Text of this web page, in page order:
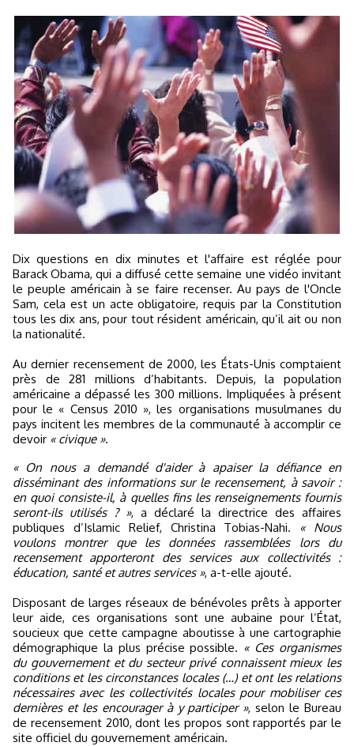
Dix questions en dix minutes et l'affaire est réglée pour
Barack Obama, qui a diffusé cette semaine une vidéo invitant
le peuple américain à se faire recenser. Au pays de l'Oncle
Sam, cela est un acte obligatoire, requis par la Constitution
tous les dix ans, pour tout résident américain, qu’il ait ou non
la nationalité.
Au dernier recensement de 2000, les États-Unis comptaient
près de 281 millions d’habitants. Depuis, la population
américaine a dépassé les 300 millions. Impliquées à présent
pour le « Census 2010 », les organisations musulmanes du
pays incitent les membres de la communauté à accomplir ce
devoir « civique ».
« On nous a demandé d'aider à apaiser la défiance en
disséminant des informations sur le recensement, à savoir :
en quoi consiste-il, à quelles fins les renseignements fournis
seront-ils utilisés ? », a déclaré la directrice des affaires
publiques d’Islamic Relief, Christina Tobias-Nahi. « Nous
voulons montrer que les données rassemblées lors du
recensement apporteront des services aux collectivités :
éducation, santé et autres services », a-t-elle ajouté.
Disposant de larges réseaux de bénévoles prêts à apporter
leur aide, ces organisations sont une aubaine pour l’État,
soucieux que cette campagne aboutisse à une cartographie
démographique la plus précise possible. « Ces organismes
du gouvernement et du secteur privé connaissent mieux les
conditions et les circonstances locales (…) et ont les relations
nécessaires avec les collectivités locales pour mobiliser ces
dernières et les encourager à y participer », selon le Bureau
de recensement 2010, dont les propos sont rapportés par le
site officiel du gouvernement américain.